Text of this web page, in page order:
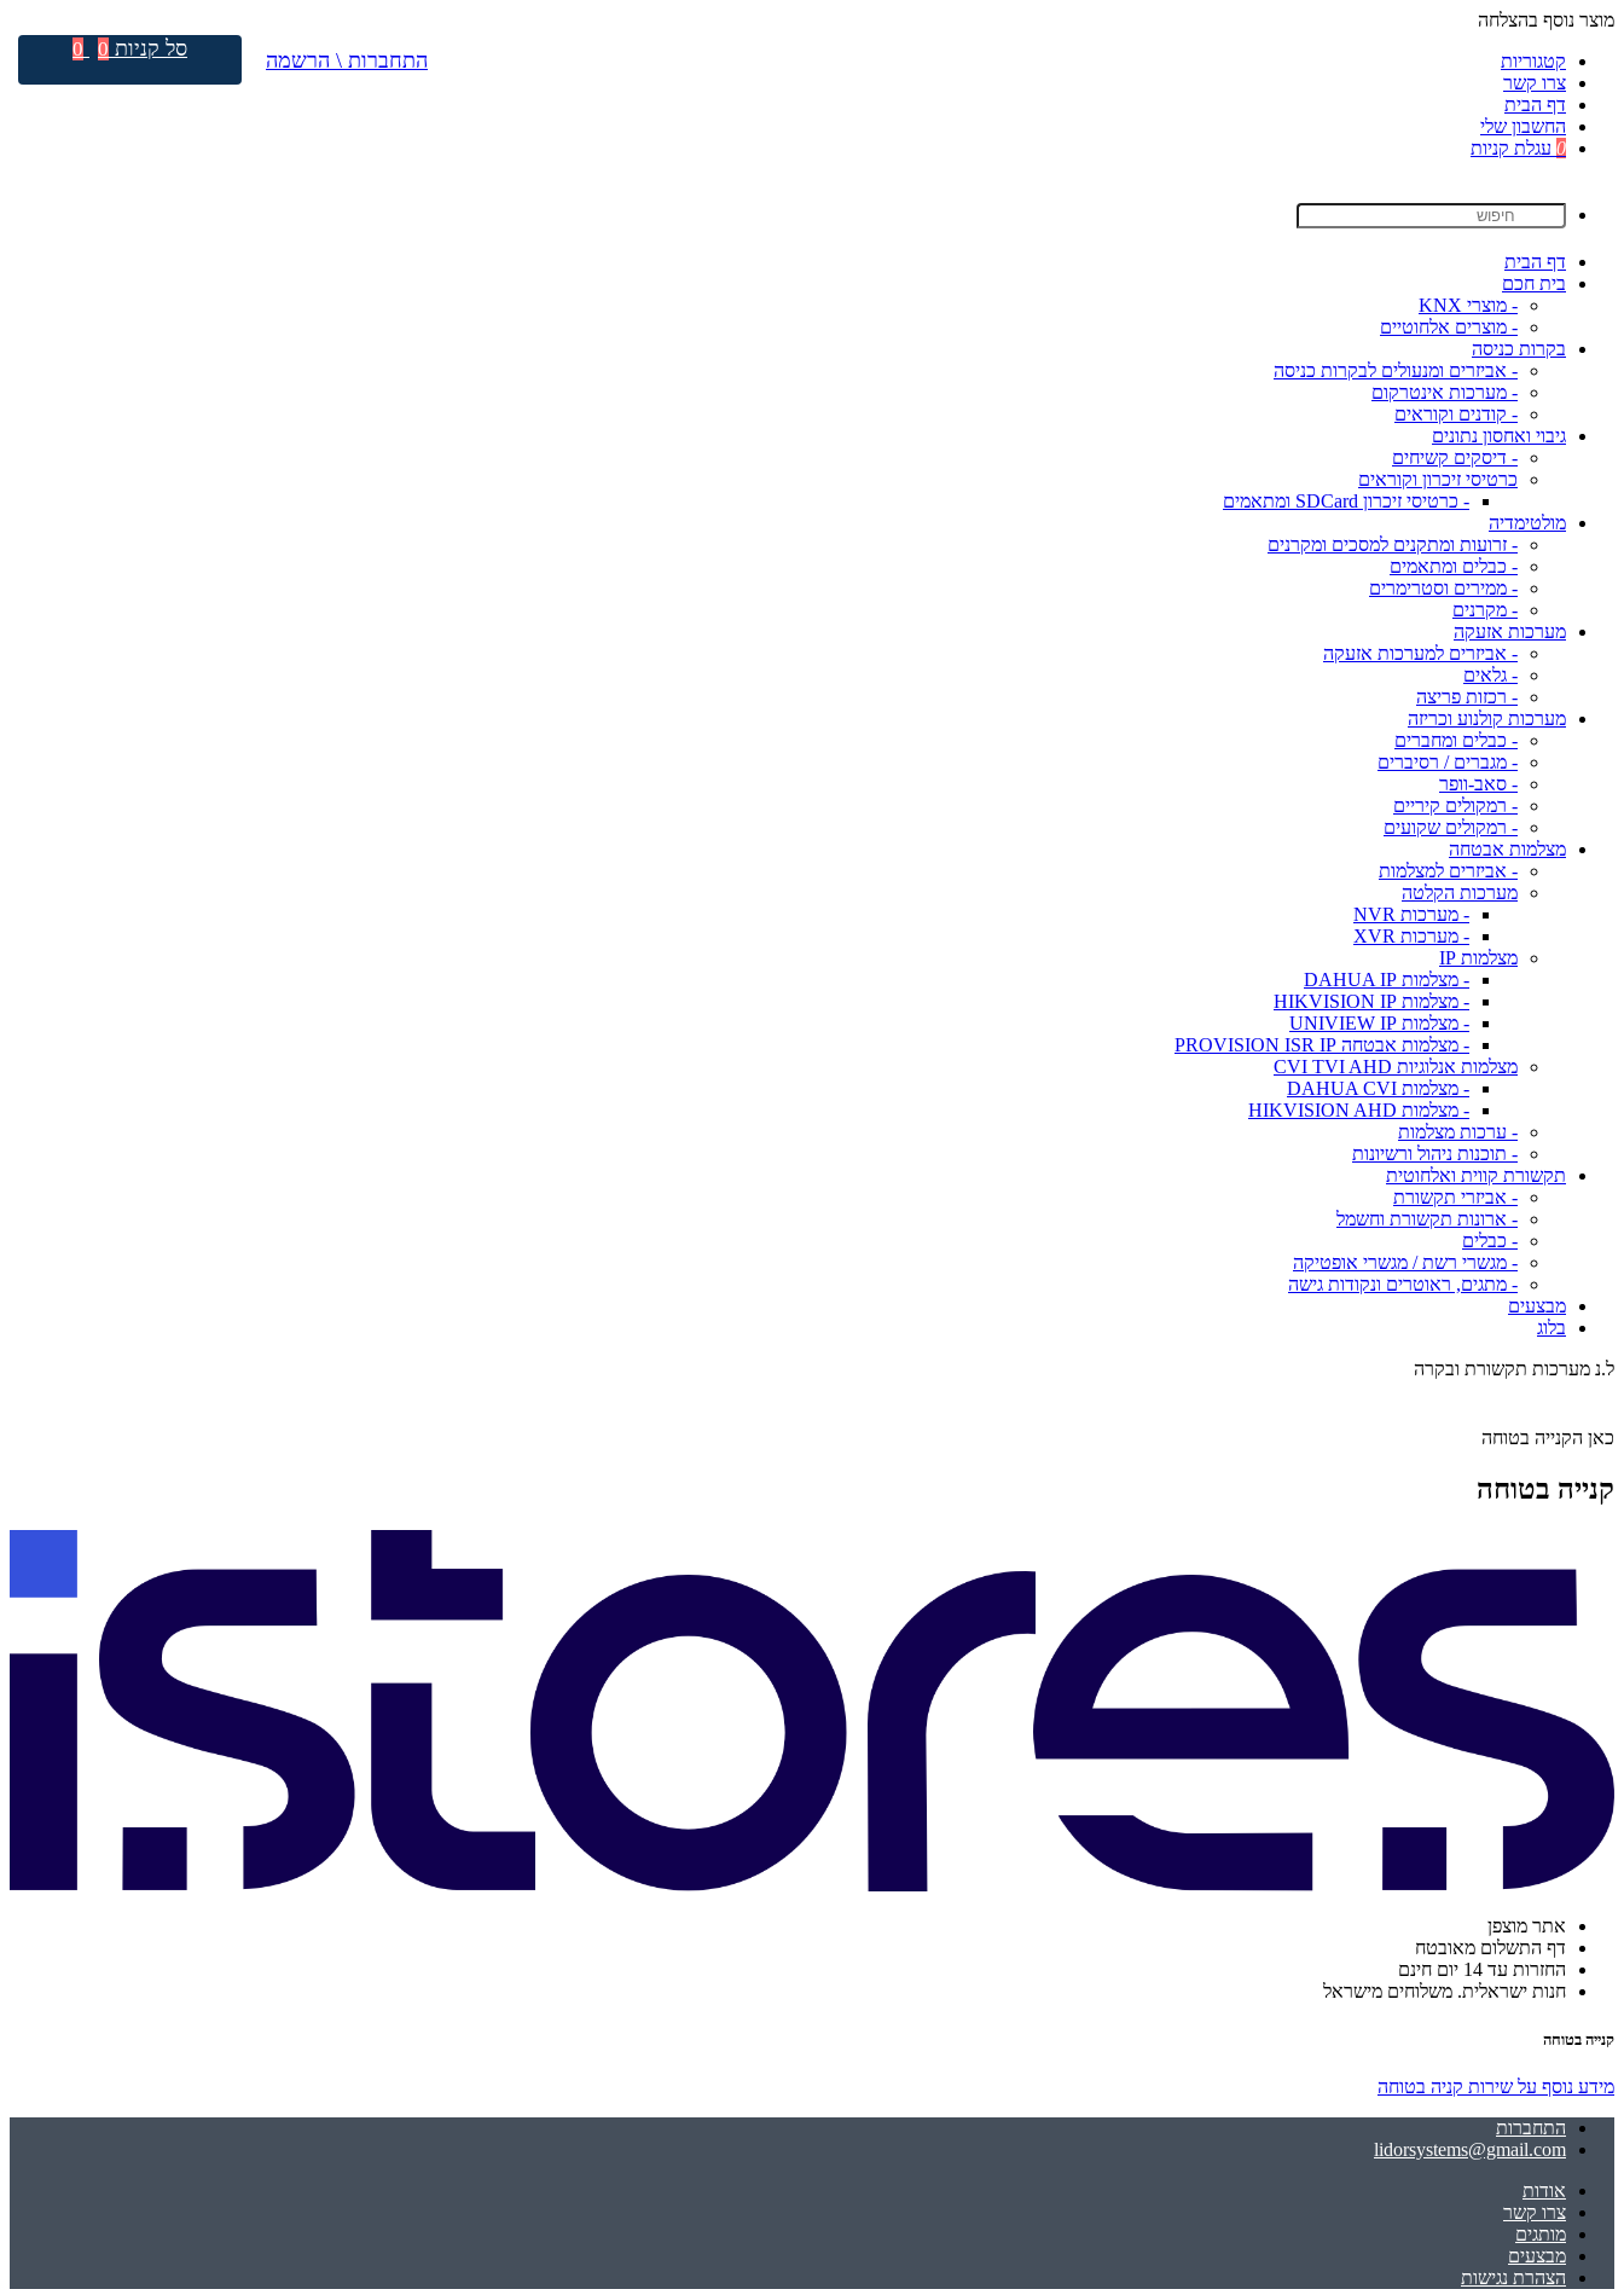
מוצר נוסף בהצלחה
קטגוריות
צרו קשר
דף הבית
החשבון שלי
0 עגלת קניות
דף הבית
בית חכם
- מוצרי KNX
- מוצרים אלחוטיים
בקרות כניסה
- אביזרים ומנעולים לבקרות כניסה
- מערכות אינטרקום
- קודנים וקוראים
גיבוי ואחסון נתונים
- דיסקים קשיחים
כרטיסי זיכרון וקוראים
- כרטיסי זיכרון SDCard ומתאמים
מולטימדיה
- זרועות ומתקנים למסכים ומקרנים
- כבלים ומתאמים
- ממירים וסטרימרים
- מקרנים
מערכות אזעקה
- אביזרים למערכות אזעקה
- גלאים
- רכזות פריצה
מערכות קולנוע וכריזה
- כבלים ומחברים
- מגברים / רסיברים
- סאב-וופר
- רמקולים קיריים
- רמקולים שקועים
מצלמות אבטחה
- אביזרים למצלמות
מערכות הקלטה
- מערכות NVR
- מערכות XVR
מצלמות IP
- מצלמות DAHUA IP
- מצלמות HIKVISION IP
- מצלמות UNIVIEW IP
- מצלמות אבטחה PROVISION ISR IP
מצלמות אנלוגיות CVI TVI AHD
- מצלמות DAHUA CVI
- מצלמות HIKVISION AHD
- ערכות מצלמות
- תוכנות ניהול ורשיונות
תקשורת קווית ואלחוטית
- אביזרי תקשורת
- ארונות תקשורת וחשמל
- כבלים
- מגשרי רשת / מגשרי אופטיקה
- מתגים, ראוטרים ונקודות גישה
מבצעים
בלוג
ל.נ מערכות תקשורת ובקרה
כאן הקנייה בטוחה
קנייה בטוחה
אתר מוצפן
דף התשלום מאובטח
החזרות עד 14 יום חינם
חנות ישראלית. משלוחים מישראל
קנייה בטוחה
מידע נוסף על שירות קניה בטוחה
התחברות
lidorsystems@gmail.com
אודות
צרו קשר
מותגים
מבצעים
הצהרת נגישות
התחברות \ הרשמה סל קניות 0
0